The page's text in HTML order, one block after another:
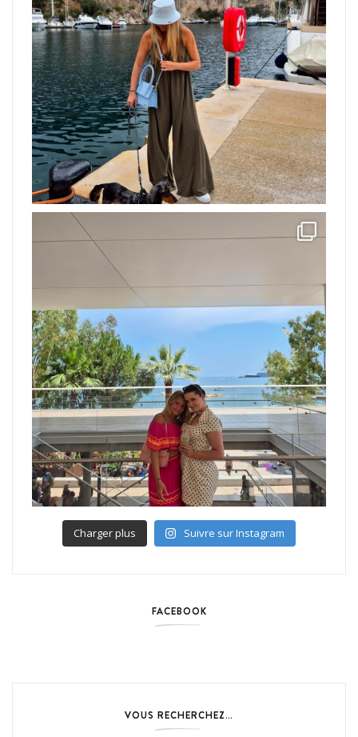
Charger plus Suivre sur Instagram
FACEBOOK
VOUS RECHERCHEZ…